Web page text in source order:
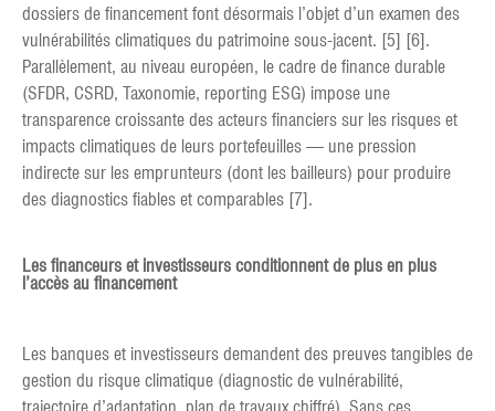
dossiers de financement font désormais l’objet d’un examen des
vulnérabilités climatiques du patrimoine sous-jacent. [5] [6].
Parallèlement, au niveau européen, le cadre de finance durable
(SFDR, CSRD, Taxonomie, reporting ESG) impose une
transparence croissante des acteurs financiers sur les risques et
impacts climatiques de leurs portefeuilles — une pression
indirecte sur les emprunteurs (dont les bailleurs) pour produire
des diagnostics fiables et comparables [7].
Les financeurs et investisseurs conditionnent de plus en plus
l’accès au financement
Les banques et investisseurs demandent des preuves tangibles de
gestion du risque climatique (diagnostic de vulnérabilité,